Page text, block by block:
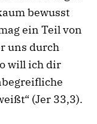
bewusst
ein Teil von
uns durch
will ich dir
(Jer 33,3).